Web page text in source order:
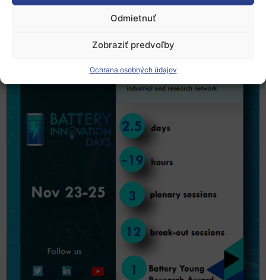
Odmietnuť
Zobraziť predvoľby
Ochrana osobných údajov